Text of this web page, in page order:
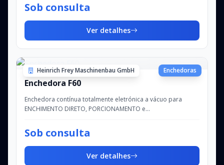
Sob consulta
Ver detalhes
Heinrich Frey Maschinenbau GmbH Enchedoras
Enchedora F60
Enchedora contínua totalmente eletrónica a vácuo para
ENCHIMENTO DIRETO, PORCIONAMENTO e
Pr...
Sob consulta
Ver detalhes